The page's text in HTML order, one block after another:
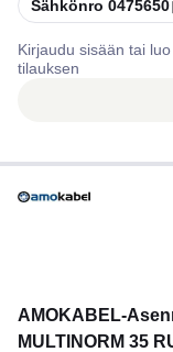
Sähkönro 0475650
Kirjaudu sisään tai
tilauksen
AMOKABEL-
MULTINORM 35